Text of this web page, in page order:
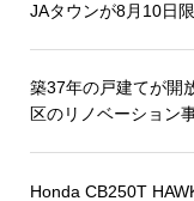
JAタウンが8月10日
築37年の戸建てが開
区のリノベーション
Honda CB250T